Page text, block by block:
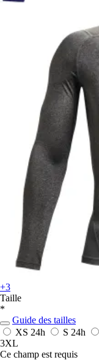
+3
Taille
*
Guide des tailles
XS 24h S 24h
3XL
Ce champ est requis